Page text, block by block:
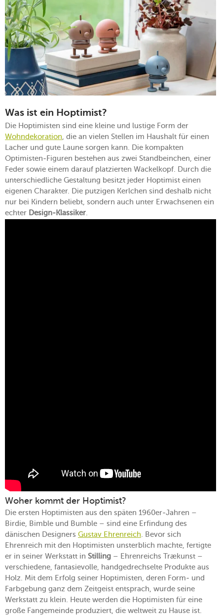
Was ist ein Hoptimist?
Die Hoptimisten sind eine kleine und lustige Form der
Wohndekoration , die an vielen Stellen im Haushalt für einen
Lacher und gute Laune sorgen kann. Die kompakten
Optimisten-Figuren bestehen aus zwei Standbeinchen, einer
Feder sowie einem darauf platzierten Wackelkopf. Durch die
unterschiedliche Gestaltung besitzt jeder Hoptimist einen
eigenen Charakter. Die putzigen Kerlchen sind deshalb nicht
nur bei Kindern beliebt, sondern auch unter Erwachsenen ein
echter Design-Klassiker
Woher kommt der Hoptimist?
Die ersten Hoptimisten aus den späten 1960er-Jahren –
Birdie, Bimble und Bumble – sind eine Erfindung des
dänischen Designers Gustav Ehrenreich . Bevor sich
Ehrenreich mit den Hoptimisten unsterblich machte, fertigte
er in seiner Werkstatt in Stilling – Ehrenreichs Trækunst –
verschiedene, fantasievolle, handgedrechselte Produkte aus
Holz. Mit dem Erfolg seiner Hoptimisten, deren Form- und
Farbgebung ganz dem Zeitgeist entsprach, wurde seine
Werkstatt zu klein. Heute werden die Hoptimisten für eine
große Fangemeinde produziert, die weltweit zu Hause ist.